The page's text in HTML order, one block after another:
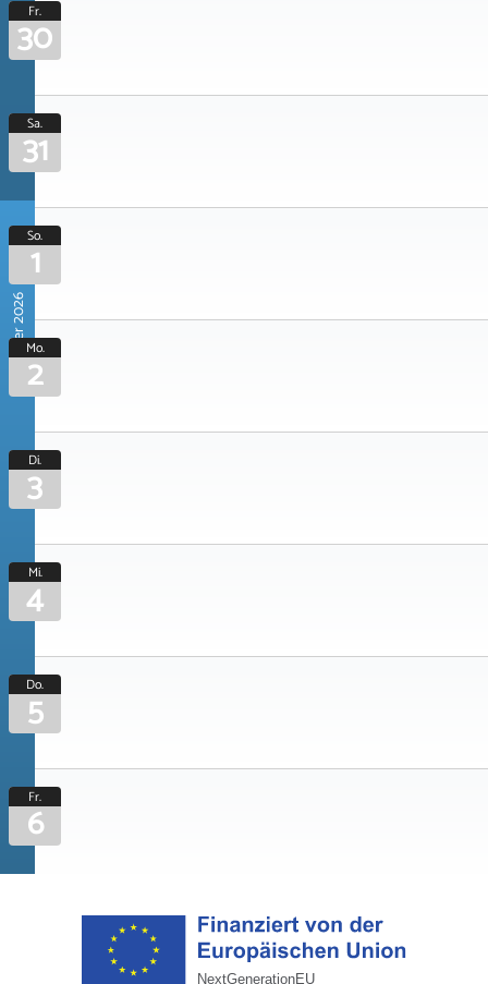
Fr.
30
Sa.
31
November 2026
So.
1
Mo.
2
Di.
3
Mi.
4
Do.
5
Fr.
6